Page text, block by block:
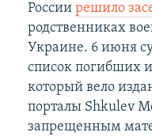
России решило
родственниках
Украине. 6 июня
список погибших
который вело
порталы Shkulev
запрещенным